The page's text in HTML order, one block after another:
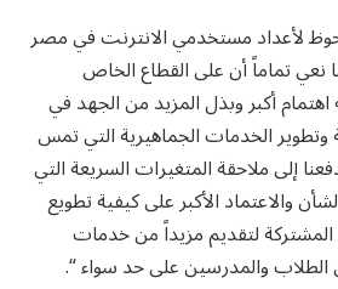
لأعداد مستخدمي الانترنت في مصر
نعي تماماً أن على القطاع الخاص
اهتمام أكبر وبذل المزيد من الجهد في
وتطوير الخدمات الجماهيرية التي تمس
إلى ملاحقة المتغيرات السريعة التي
والاعتماد الأكبر على كيفية تطويع
المشتركة لتقديم مزيداً من خدمات
الطلاب والمدرسين على حد سواء “.